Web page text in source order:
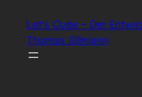
Let's Code – Der
Thomas Sillmann